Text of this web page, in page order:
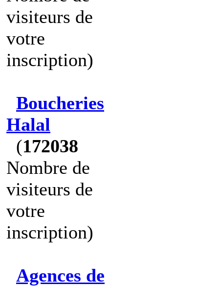
visiteurs de
votre
inscription)
Boucheries
Halal
(172038
Nombre de
visiteurs de
votre
inscription)
Agences de